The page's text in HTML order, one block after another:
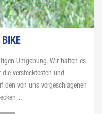
BIKE
Umgebung. Wir halten es
verstecktesten und
den von uns vorgeschlagenen